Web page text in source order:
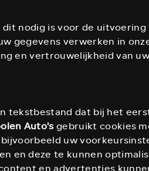
nodig is voor de uitvoering
gegevens verwerken in
en vertrouwelijkheid van
tekstbestand dat bij het
Auto'sgebruikt cookies
uw
en deze te kunnen